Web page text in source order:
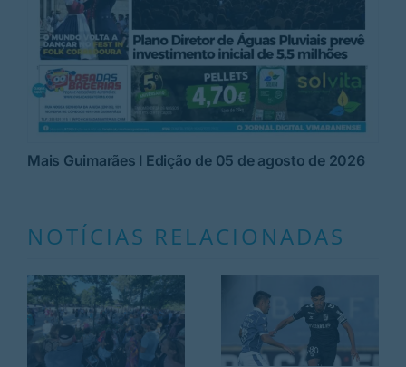
Mais Guimarães I Edição de 05 de agosto de 2026
NOTÍCIAS RELACIONADAS